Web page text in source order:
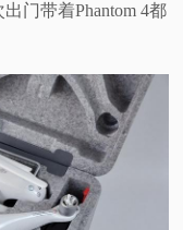
出门带着Phantom 4都